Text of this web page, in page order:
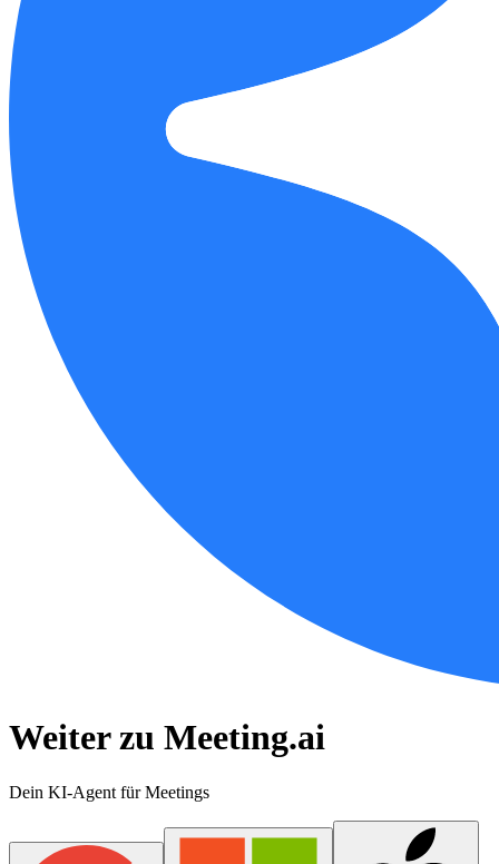
Weiter zu Meeting.ai
Dein KI-Agent für Meetings